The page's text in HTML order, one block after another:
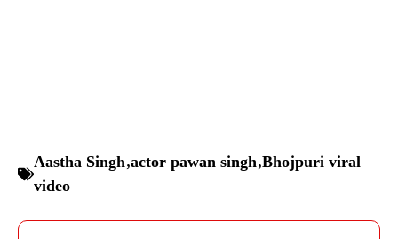
Aastha Singh,actor pawan singh,Bhojpuri viral
video